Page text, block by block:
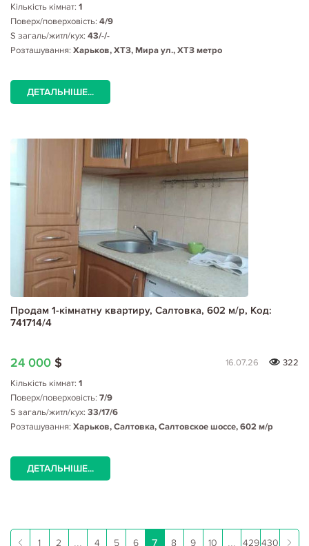
Кількість кімнат: 1
Поверх/поверховість: 4/9
S загаль/житл/кух: 43/-/-
Розташування: Харьков, ХТЗ, Мира ул., ХТЗ метро
ДЕТАЛЬНІШЕ...
Продам 1-кімнатну квартиру, Салтовка, 602 м/р, Код:
741714/4
24 000 $ 16.07.26
322
Кількість кімнат: 1
Поверх/поверховість: 7/9
S загаль/житл/кух: 33/17/6
Розташування: Харьков, Салтовка, Салтовское шоссе, 602 м/р
ДЕТАЛЬНІШЕ...
1 2 ... 4 5 6 7 8 9 10 ... 429430